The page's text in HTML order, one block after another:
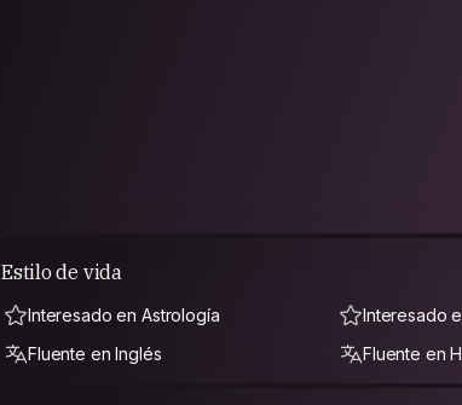
Estilo de vida
Interesado en Astrología
Interesado
Fluente en Inglés
Fluente en